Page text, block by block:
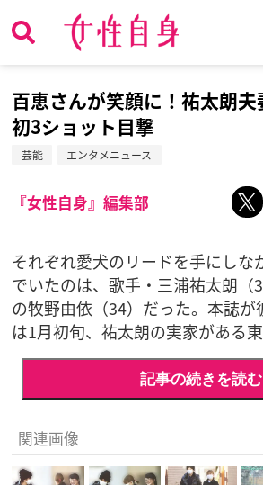
百恵さんが笑顔に！祐太朗
初3ショット目撃
芸能 エンタメニュース
『女性自身』編集部
それぞれ愛犬のリードを手にしな
でいたのは、歌手・三浦祐太朗（
の牧野由依（34）だった。本誌が
は1月初旬、祐太朗の実家がある
記事の続きを読む
関連画像